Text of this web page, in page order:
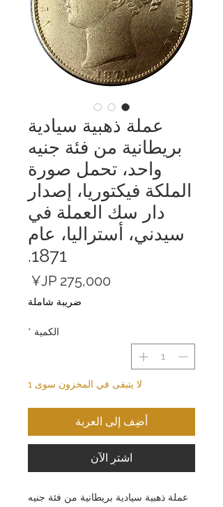
عملة ذهبية سيادية
بريطانية من فئة جنيه
واحد، تحمل صورة
الملكة فيكتوريا، إصدار
دار سك العملة في
سيدني، أستراليا، عام
1871.
ضريبة شاملة
الكمية *
لا يتبقى في المخزون سوى 1
أضِف إلى العربة
اشترِ الآن
عملة ذهبية سيادية بريطانية من فئة جنيه